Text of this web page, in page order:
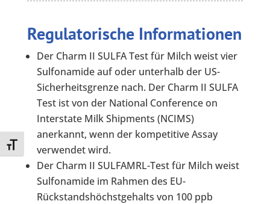
Toggle Font size
Regulatorische Informationen
Der Charm II SULFA Test für Milch weist vier
Sulfonamide auf oder unterhalb der US-
Sicherheitsgrenze nach. Der Charm II SULFA
Test ist von der National Conference on
Interstate Milk Shipments (NCIMS)
anerkannt, wenn der kompetitive Assay
verwendet wird.
Der Charm II SULFAMRL-Test für Milch weist
Sulfonamide im Rahmen des EU-
Rückstandshöchstgehalts von 100 ppb